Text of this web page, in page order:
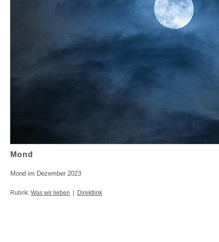
Mond
Mond im Dezember 2023
Rubrik: Was wir lieben Direktlink